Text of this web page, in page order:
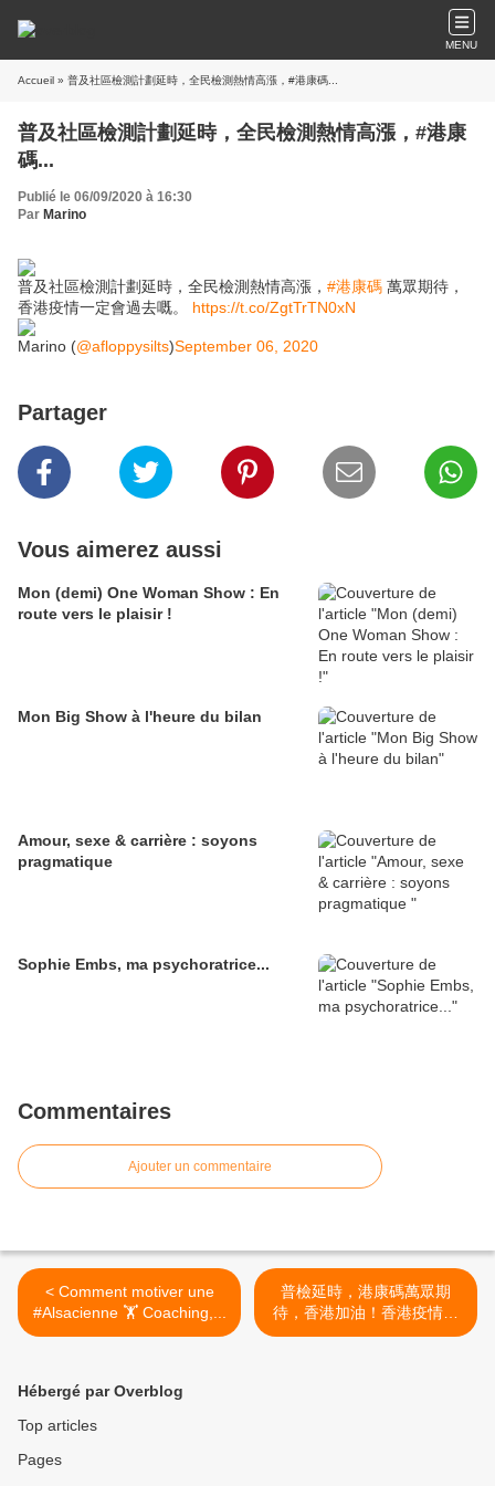
MENU
Accueil » 普及社區檢測計劃延時，全民檢測熱情高漲，#港康碼...
普及社區檢測計劃延時，全民檢測熱情高漲，#港康
碼...
Publié le 06/09/2020 à 16:30
Par Marino
普及社區檢測計劃延時，全民檢測熱情高漲， #港康碼 萬眾期待，
香港疫情一定會過去嘅。 https://t.co/ZgtTrTN0xN
Marino (@afloppysilts)September 06, 2020
Partager
Vous aimerez aussi
Mon (demi) One Woman Show : En
route vers le plaisir !
Mon Big Show à l'heure du bilan
Amour, sexe & carrière : soyons
pragmatique
Sophie Embs, ma psychoratrice...
Commentaires
Ajouter un commentaire
< Comment motiver une
#Alsacienne 🏋️ Coaching,...
普檢延時，港康碼萬眾期
待，香港加油！香港疫情一
定會過去嘅。#全民檢測... >
Hébergé par Overblog
Top articles
Pages